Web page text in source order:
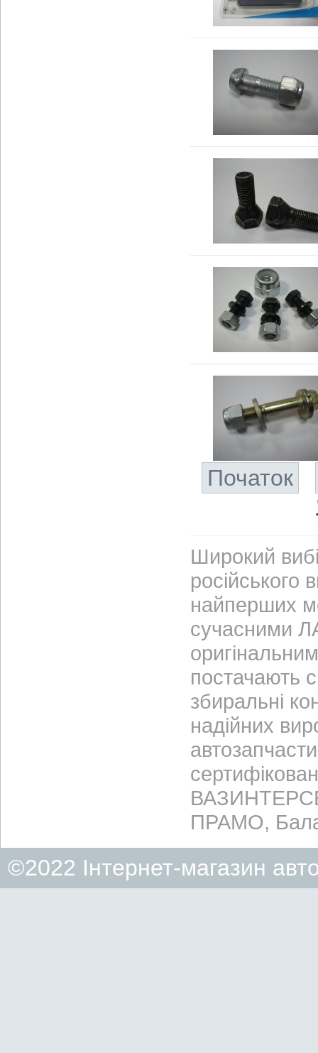
Початок
Широкий
найперших
сучасними
постачають
збиральні
надійних
ПРАМО,
©2022 Інтернет-магазин